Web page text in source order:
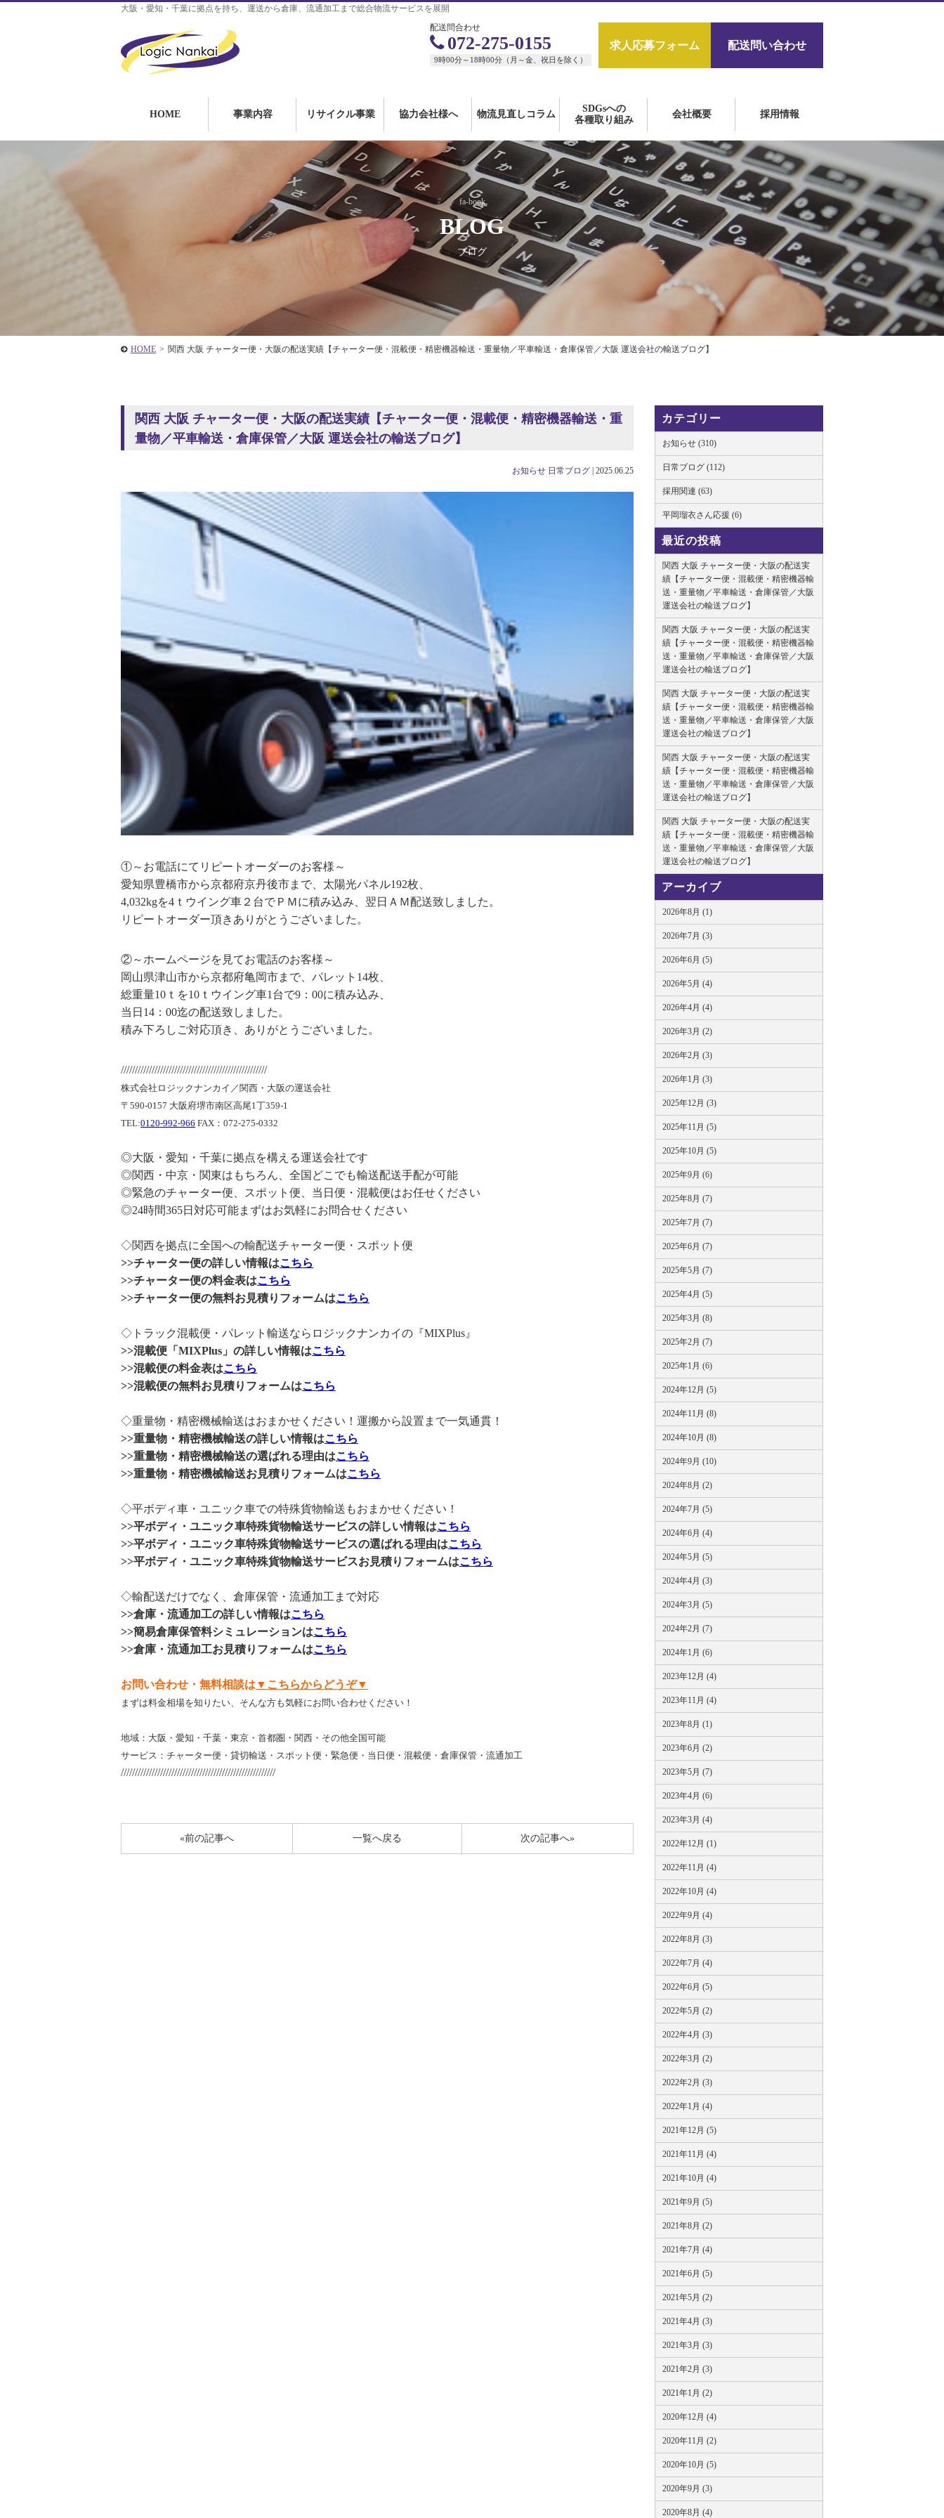
大阪・愛知・千葉に拠点を持ち、運送から倉庫、流通加工まで総合物流サービスを展開
HOME 事業内容 リサイクル事業 協力会社様へ 物流見直しコラム
SDGsへの
各種取り組み
会社概要 採用情報
求人応募フォーム 配送問い合わせ
配送問合わせ
072-275-0155
9時00分～18時00分（月～金、祝日を除く）
fa-book
BLOG
ブログ
HOME > 関西 大阪 チャーター便・大阪の配送実績【チャーター便・混載便・精密機器輸送・重量物／平車輸送・倉庫保管／大阪 運送会社の輸送ブログ】
関西 大阪 チャーター便・大阪の配送実績【チャーター便・混載便・精密機器輸送・重
量物／平車輸送・倉庫保管／大阪 運送会社の輸送ブログ】
お知らせ 日常ブログ 2025.06.25
①～お電話にてリピートオーダーのお客様～
愛知県豊橋市から京都府京丹後市まで、太陽光パネル192枚、
4,032kgを4ｔウイング車２台でＰＭに積み込み、翌日ＡＭ配送致しました。
リピートオーダー頂きありがとうございました。
②～ホームページを見てお電話のお客様～
岡山県津山市から京都府亀岡市まで、パレット14枚、
総重量10ｔを10ｔウイング車1台で9：00に積み込み、
当日14：00迄の配送致しました。
積み下ろしご対応頂き、ありがとうございました。
////////////////////////////////////////////////////
株式会社ロジックナンカイ／関西・大阪の運送会社
〒590-0157 大阪府堺市南区高尾1丁359-1
TEL:0120-992-966 FAX：072-275-0332
◎大阪・愛知・千葉に拠点を構える運送会社です
◎関西・中京・関東はもちろん、全国どこでも輸送配送手配が可能
◎緊急のチャーター便、スポット便、当日便・混載便はお任せください
◎24時間365日対応可能まずはお気軽にお問合せください
◇関西を拠点に全国への輸配送チャーター便・スポット便
>>チャーター便の詳しい情報はこちら
>>チャーター便の料金表はこちら
>>チャーター便の無料お見積りフォームはこちら
◇トラック混載便・パレット輸送ならロジックナンカイの『MIXPlus』
>>混載便「MIXPlus」の詳しい情報はこちら
>>混載便の料金表はこちら
>>混載便の無料お見積りフォームはこちら
◇重量物・精密機械輸送はおまかせください！運搬から設置まで一気通貫！
>>重量物・精密機械輸送の詳しい情報はこちら
>>重量物・精密機械輸送の選ばれる理由はこちら
>>重量物・精密機械輸送お見積りフォームはこちら
◇平ボディ車・ユニック車での特殊貨物輸送もおまかせください！
>>平ボディ・ユニック車特殊貨物輸送サービスの詳しい情報はこちら
>>平ボディ・ユニック車特殊貨物輸送サービスの選ばれる理由はこちら
>>平ボディ・ユニック車特殊貨物輸送サービスお見積りフォームはこちら
◇輸配送だけでなく、倉庫保管・流通加工まで対応
>>倉庫・流通加工の詳しい情報はこちら
>>簡易倉庫保管料シミュレーションはこちら
>>倉庫・流通加工お見積りフォームはこちら
お問い合わせ・無料相談は ▼こちらからどうぞ▼
まずは料金相場を知りたい、そんな方も気軽にお問い合わせください！
地域：大阪・愛知・千葉・東京・首都圏・関西・その他全国可能
サービス：チャーター便・貸切輸送・スポット便・緊急便・当日便・混載便・倉庫保管・流通加工
///////////////////////////////////////////////////////
«前の記事へ 次の記事へ»
一覧へ戻る
カテゴリー
お知らせ (310)
日常ブログ (112)
採用関連 (63)
平岡瑠衣さん応援 (6)
最近の投稿
関西 大阪 チャーター便・大阪の配送実
績【チャーター便・混載便・精密機器輸
送・重量物／平車輸送・倉庫保管／大阪
運送会社の輸送ブログ】
関西 大阪 チャーター便・大阪の配送実
績【チャーター便・混載便・精密機器輸
送・重量物／平車輸送・倉庫保管／大阪
運送会社の輸送ブログ】
関西 大阪 チャーター便・大阪の配送実
績【チャーター便・混載便・精密機器輸
送・重量物／平車輸送・倉庫保管／大阪
運送会社の輸送ブログ】
関西 大阪 チャーター便・大阪の配送実
績【チャーター便・混載便・精密機器輸
送・重量物／平車輸送・倉庫保管／大阪
運送会社の輸送ブログ】
関西 大阪 チャーター便・大阪の配送実
績【チャーター便・混載便・精密機器輸
送・重量物／平車輸送・倉庫保管／大阪
運送会社の輸送ブログ】
アーカイブ
2026年8月 (1)
2026年7月 (3)
2026年6月 (5)
2026年5月 (4)
2026年4月 (4)
2026年3月 (2)
2026年2月 (3)
2026年1月 (3)
2025年12月 (3)
2025年11月 (5)
2025年10月 (5)
2025年9月 (6)
2025年8月 (7)
2025年7月 (7)
2025年6月 (7)
2025年5月 (7)
2025年4月 (5)
2025年3月 (8)
2025年2月 (7)
2025年1月 (6)
2024年12月 (5)
2024年11月 (8)
2024年10月 (8)
2024年9月 (10)
2024年8月 (2)
2024年7月 (5)
2024年6月 (4)
2024年5月 (5)
2024年4月 (3)
2024年3月 (5)
2024年2月 (7)
2024年1月 (6)
2023年12月 (4)
2023年11月 (4)
2023年8月 (1)
2023年6月 (2)
2023年5月 (7)
2023年4月 (6)
2023年3月 (4)
2022年12月 (1)
2022年11月 (4)
2022年10月 (4)
2022年9月 (4)
2022年8月 (3)
2022年7月 (4)
2022年6月 (5)
2022年5月 (2)
2022年4月 (3)
2022年3月 (2)
2022年2月 (3)
2022年1月 (4)
2021年12月 (5)
2021年11月 (4)
2021年10月 (4)
2021年9月 (5)
2021年8月 (2)
2021年7月 (4)
2021年6月 (5)
2021年5月 (2)
2021年4月 (3)
2021年3月 (3)
2021年2月 (3)
2021年1月 (2)
2020年12月 (4)
2020年11月 (2)
2020年10月 (5)
2020年9月 (3)
2020年8月 (4)